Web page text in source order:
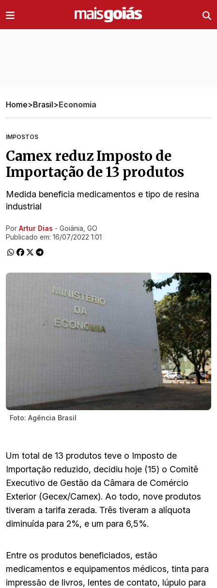
Home>Brasil>Economia
IMPOSTOS
Camex reduz Imposto de
Importação de 13 produtos
Medida beneficia medicamentos e tipo de resina
industrial
Ir direto pra matéria
Por Artur Dias - Goiânia, GO
Publicado em: 16/07/2022 1:01
Foto: Agência Brasil
Um total de 13 produtos teve o Imposto de
Importação reduzido, decidiu hoje (15) o Comitê
Executivo de Gestão da Câmara de Comércio
Exterior (Gecex/Camex). Ao todo, nove produtos
tiveram a tarifa zerada. Três tiveram a alíquota
diminuída para 2%, e um para 6,5%.
Entre os produtos beneficiados, estão
medicamentos e equipamentos médicos, tinta para
impressão de livros, lentes de contato, lúpulo para